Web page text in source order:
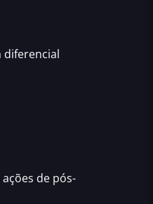
de pós-